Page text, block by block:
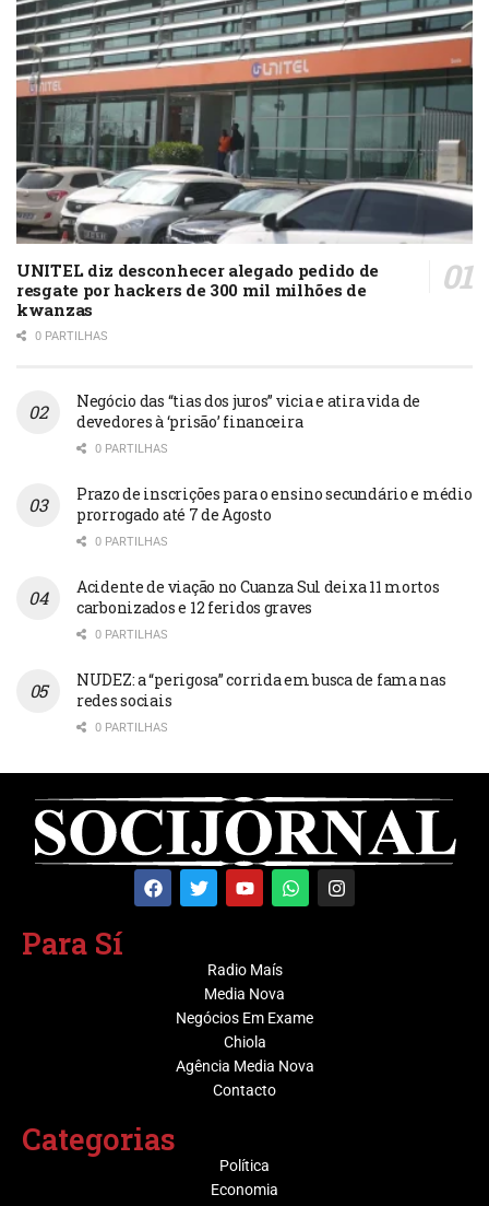
UNITEL diz desconhecer alegado pedido de
resgate por hackers de 300 mil milhões de
kwanzas
0 PARTILHAS
Negócio das “tias dos juros” vicia e atira vida de
devedores à ‘prisão’ financeira
0 PARTILHAS
Prazo de inscrições para o ensino secundário e médio
prorrogado até 7 de Agosto
0 PARTILHAS
Acidente de viação no Cuanza Sul deixa 11 mortos
carbonizados e 12 feridos graves
0 PARTILHAS
NUDEZ: a “perigosa” corrida em busca de fama nas
redes sociais
0 PARTILHAS
Para Sí
Radio Maís
Media Nova
Negócios Em Exame
Chiola
Agência Media Nova
Contacto
Categorias
Política
Economia